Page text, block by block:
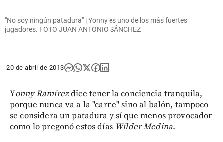
"No soy ningún patadura" | Yonny es uno de los más fuertes
jugadores. FOTO JUAN ANTONIO SÁNCHEZ
20 de abril de 2013
Yonny Ramírezdice tener la conciencia tranquila,
porque nunca va a la "carne" sino al balón, tampoco
se considera un patadura y sí que menos provocador
como lo pregonó estos días Wílder Medina.